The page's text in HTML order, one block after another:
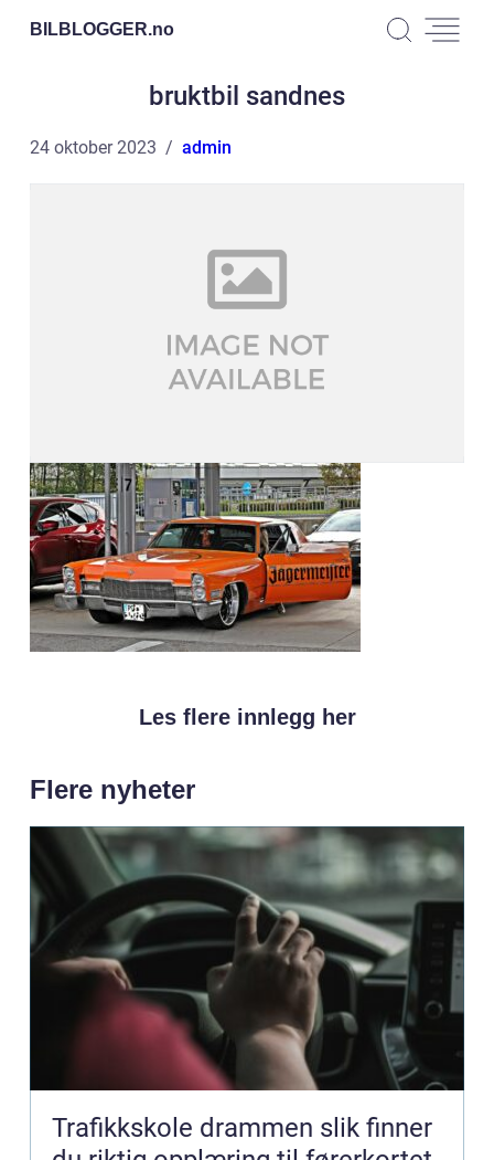
BILBLOGGER.no
bruktbil sandnes
24 oktober 2023 admin
Les flere innlegg her
Flere nyheter
Trafikkskole drammen slik finner